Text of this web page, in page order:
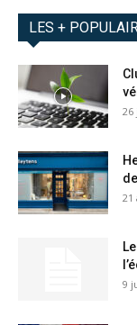
LES +
26
21
9